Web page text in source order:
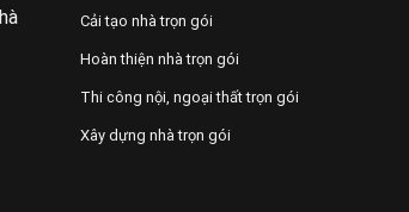
Cải tạo nhà trọn gói
Hoàn thiện nhà trọn gói
Thi công nội, ngoại thất trọn gói
Xây dựng nhà trọn gói